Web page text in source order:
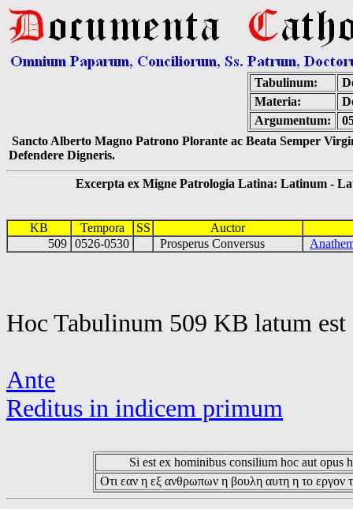
Tabulinum:
Materia:
Argumentum:
Sancto Alberto Magno Patrono Plorante ac Beata Semper
Defendere Digneris.
Excerpta ex Migne Patrologia Latina: Latinum -
KB Tempora SS
Auctor
509 0526-0530 Prosperus Conversus
Hoc Tabulinum 509 KB latum
Ante
Reditus in indicem primum
Si est ex hominibus consilium hoc aut opus
Οτι εαν η εξ ανθρωπων η βουλη αυτη η το εργον